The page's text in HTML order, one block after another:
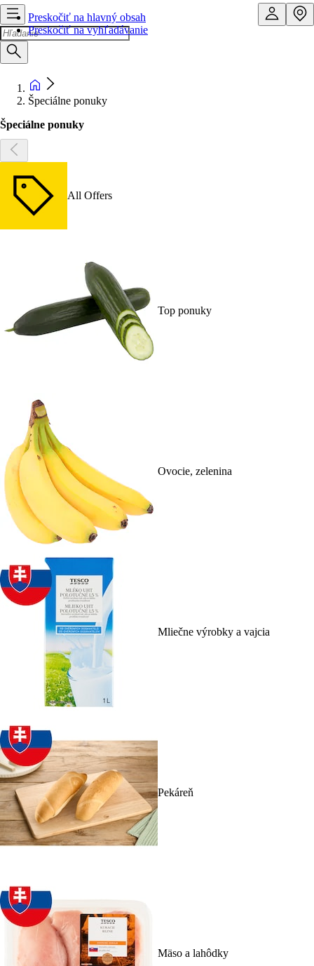
Preskočiť na hlavný obsah
Preskočiť na vyhľadávanie
Špeciálne ponuky
Špeciálne ponuky
All Offers
Top ponuky
Ovocie, zelenina
Mliečne výrobky a vajcia
Pekáreň
Mäso a lahôdky